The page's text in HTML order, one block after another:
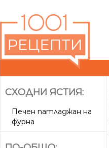
СХОДНИ ЯСТИЯ:
Печен патладжан на
фурна